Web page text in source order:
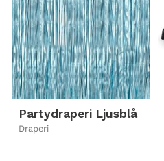
Partydraperi Ljusblå
Draperi